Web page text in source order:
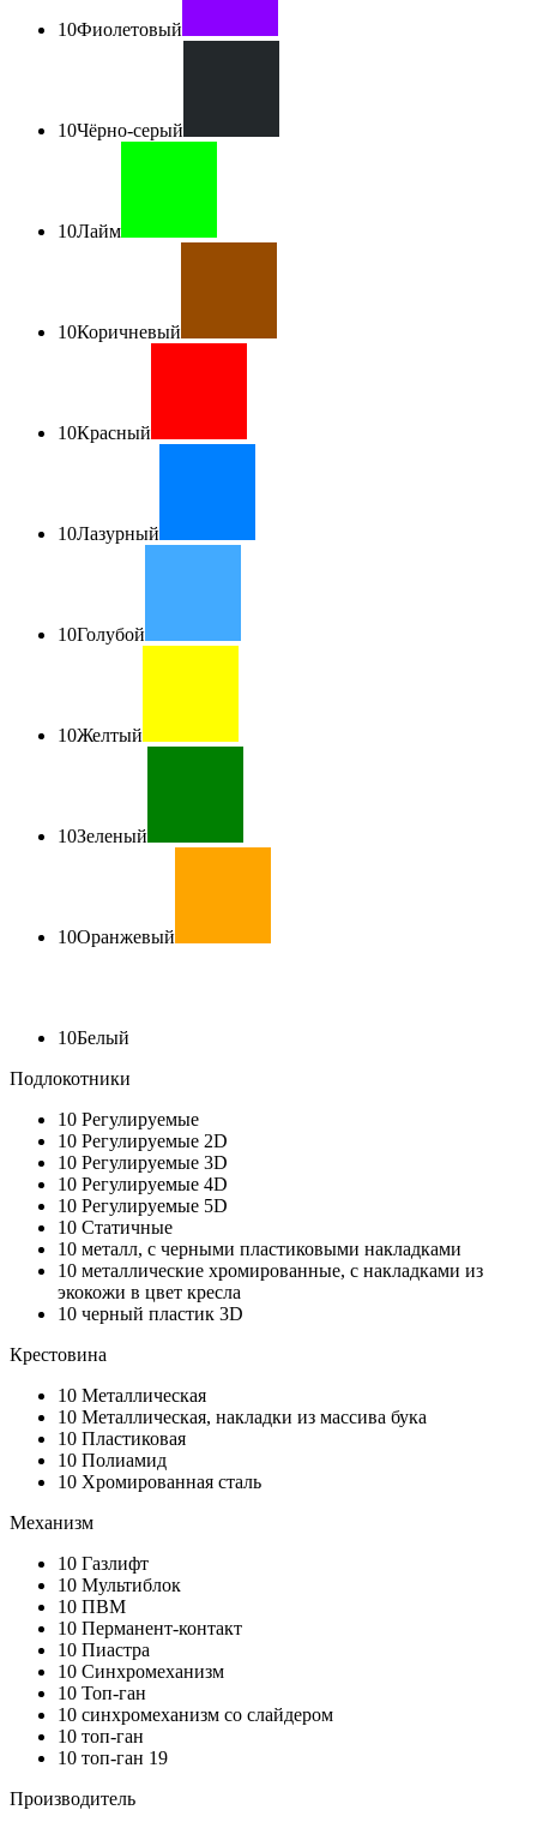
10Фиолетовый
10Чёрно-серый
10Лайм
10Коричневый
10Красный
10Лазурный
10Голубой
10Желтый
10Зеленый
10Оранжевый
10Белый
Подлокотники
10 Регулируемые
10 Регулируемые 2D
10 Регулируемые 3D
10 Регулируемые 4D
10 Регулируемые 5D
10 Статичные
10 металл, с черными пластиковыми накладками
10 металлические хромированные, с накладками из
экокожи в цвет кресла
10 черный пластик 3D
Крестовина
10 Металлическая
10 Металлическая, накладки из массива бука
10 Пластиковая
10 Полиамид
10 Хромированная сталь
Механизм
10 Газлифт
10 Мультиблок
10 ПВМ
10 Перманент-контакт
10 Пиастра
10 Синхромеханизм
10 Топ-ган
10 синхромеханизм со слайдером
10 топ-ган
10 топ-ган 19
Производитель